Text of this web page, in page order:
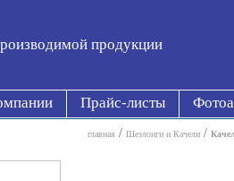
продукции
Прайс-листы
главная / Шезлонги и Качели /